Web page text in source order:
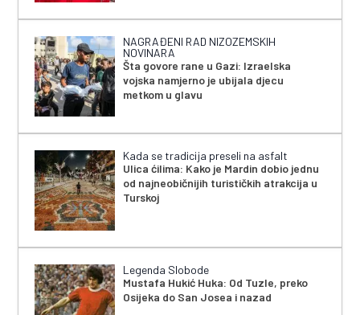
NAGRAĐENI RAD NIZOZEMSKIH
NOVINARA
Šta govore rane u Gazi: Izraelska
vojska namjerno je ubijala djecu
metkom u glavu
Kada se tradicija preseli na asfalt
Ulica ćilima: Kako je Mardin dobio jednu
od najneobičnijih turističkih atrakcija u
Turskoj
Legenda Slobode
Mustafa Hukić Huka: Od Tuzle, preko
Osijeka do San Josea i nazad